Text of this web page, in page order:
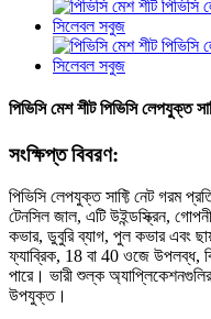
পিভিসি মেশ শীট পিভিসি লেপযুক্ত
সংক্ষিপ্ত বিবরণ:
পিভিসি লেপযুক্ত সাফ্টি নেট গরম
টেনসিল জাল, এটি উইন্ডস্ক্রিন,
কভার, ডুবুরি ব্যাগ, পুল কভার এবং
ফ্যাব্রিক, 18 বা 40 ওজে উপলব্ধ,
পারে। ভারী শুল্ক
উপযুক্ত।